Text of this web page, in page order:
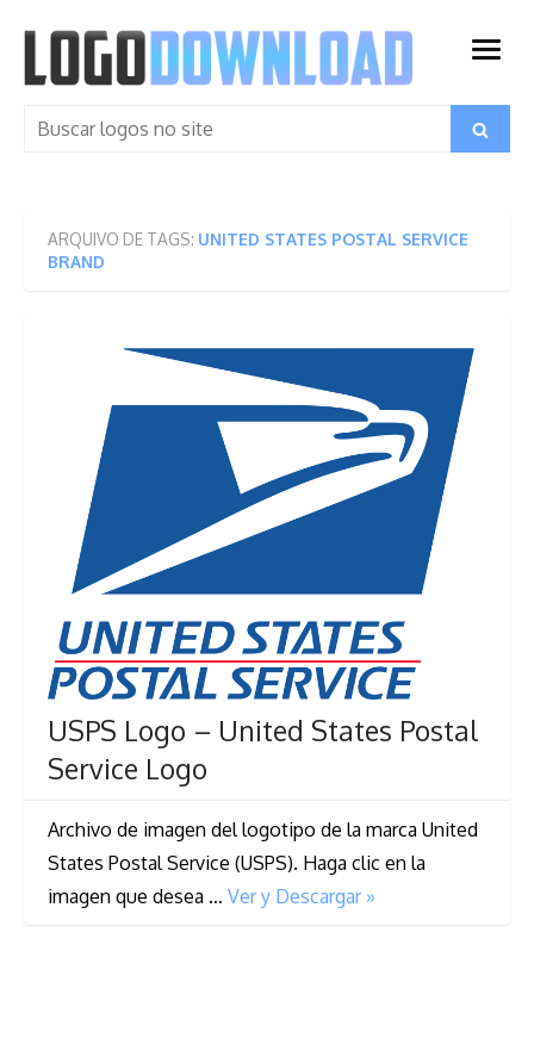
content
open
Search
Search
ARQUIVO DE TAGS: UNITED STATES POSTAL SERVICE
BRAND
USPS Logo – United States Postal
Service Logo
Archivo de imagen del logotipo de la marca United
States Postal Service (USPS). Haga clic en la
imagen que desea … Ver y Descargar »